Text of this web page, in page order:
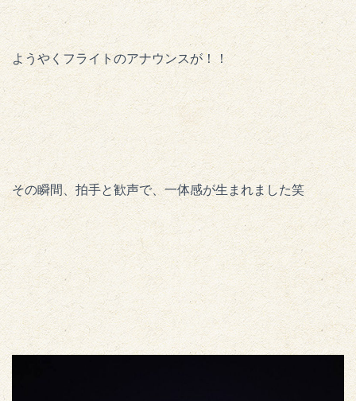
ようやくフライトのアナウンスが！！
その瞬間、拍手と歓声で、一体感が生まれました笑